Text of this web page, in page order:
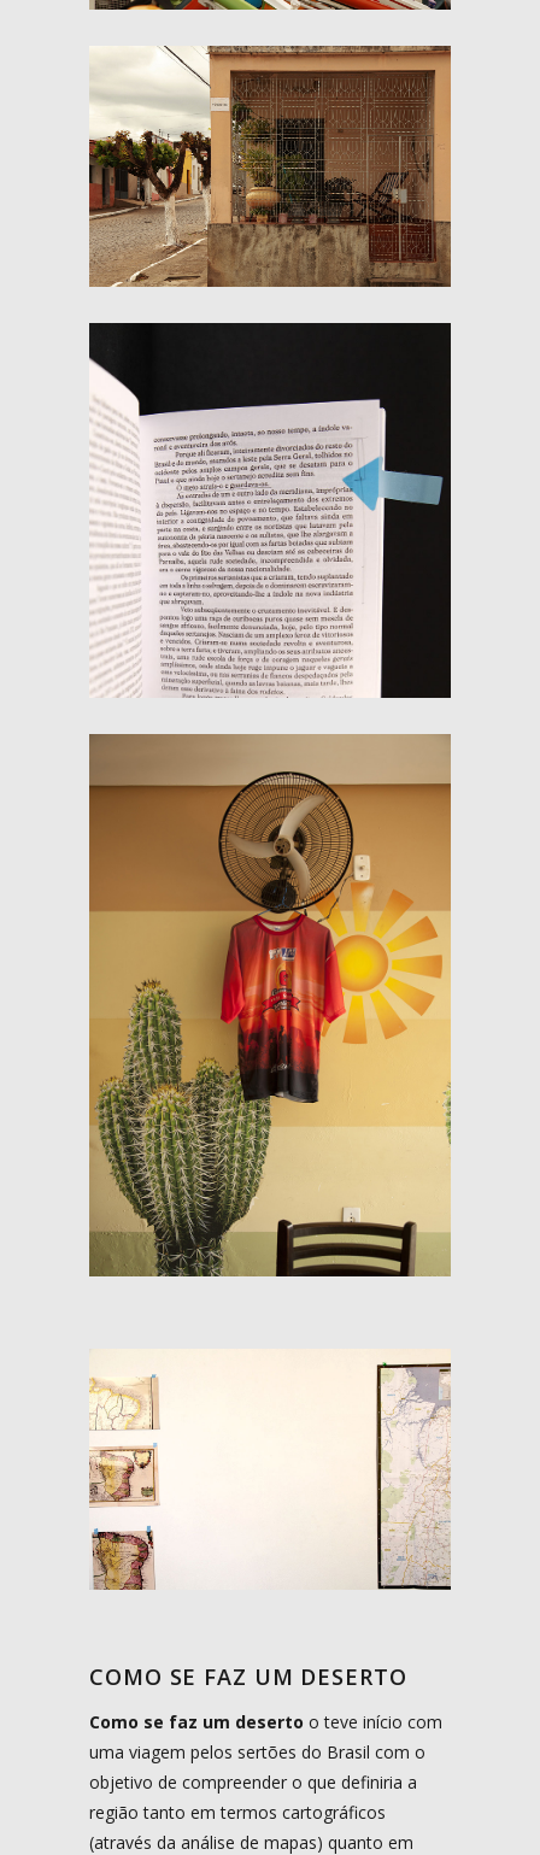
COMO SE FAZ UM DESERTO
Como se faz um deserto o teve início com
uma viagem pelos sertões do Brasil com o
objetivo de compreender o que definiria a
região tanto em termos cartográficos
(através da análise de mapas) quanto em